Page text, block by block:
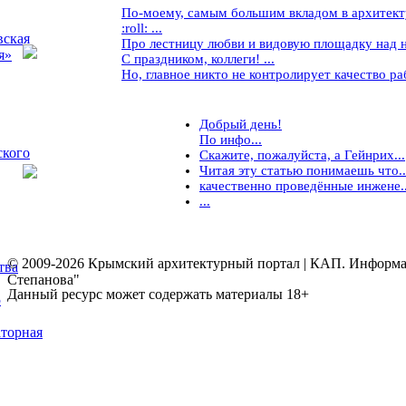
По-моему, самым большим вкладом в
:roll: ...
Про лестницу любви и видовую площадку над
С праздником, коллеги! ...
Но, главное никто не контролирует качество
Добрый день!
По инфо...
Скажите, пожалуйста, а Гейнрих...
Читая эту статью понимаешь
качественно проведённые
...
© 2009-2026 Крымский архитектурный портал | КАП.
Степанова"
Данный ресурс может содержать материалы 18+